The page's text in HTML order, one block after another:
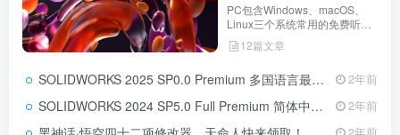
PC包含Windows、macOS、
Linux三个系统常用的免费听歌
软件、电影软件、AutoCAD、
SOLIDWORKS、Adobe全家
强工具等等分享
12篇文章
SOLIDWORKS 2025 SP0.0 Premium 多国语言最新破解版 2年前
SOLIDWORKS 2024 SP5.0 Full Premium 简体中文完整破解版 2年前